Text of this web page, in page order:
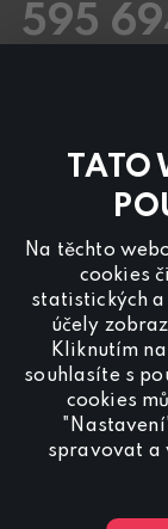
TATO
Na těchto
cookies
statistických
účely
Kliknutím
souhlasíte s
cookies
spravovat a
595
inzerci na
kontaktujte na
Naši redakci
Spojte se s